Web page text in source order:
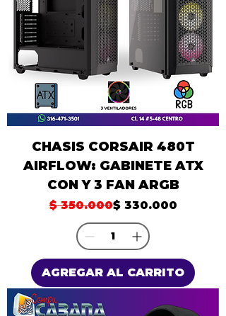
CHASIS CORSAIR 480T
AIRFLOW: GABINETE ATX
CON Y 3 FAN ARGB
Precio
$ 350.000Precio de oferta
$ 330.000
AGREGAR AL CARRITO